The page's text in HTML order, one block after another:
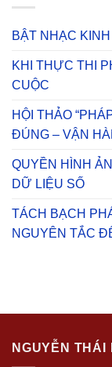
BẬT NHẠC
KHI THỰC THI
CUỘC
HỘI THẢO
ĐÚNG – VẬN
QUYỀN HÌNH
DỮ LIỆU SỐ
TÁCH BẠCH
NGUYÊN TẮC
NGUYỄN THÁI